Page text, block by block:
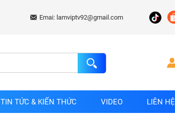
Emai: lamviptv92@gmail.com
TIN TỨC & KIẾN THỨC VIDEO LIÊN HỆ